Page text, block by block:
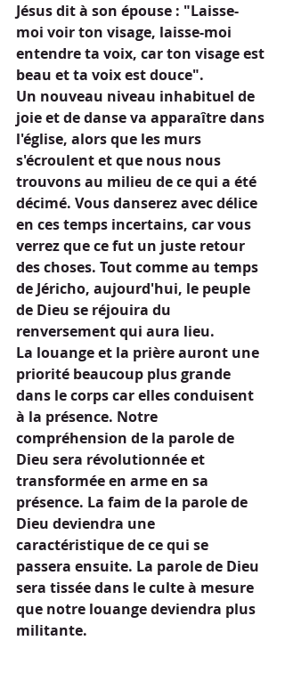
Jésus dit à son épouse : "Laisse-
moi voir ton visage, laisse-moi
entendre ta voix, car ton visage est
beau et ta voix est douce".
Un nouveau niveau inhabituel de
joie et de danse va apparaître dans
l'église, alors que les murs
s'écroulent et que nous nous
trouvons au milieu de ce qui a été
décimé. Vous danserez avec délice
en ces temps incertains, car vous
verrez que ce fut un juste retour
des choses. Tout comme au temps
de Jéricho, aujourd'hui, le peuple
de Dieu se réjouira du
renversement qui aura lieu.
La louange et la prière auront une
priorité beaucoup plus grande
dans le corps car elles conduisent
à la présence. Notre
compréhension de la parole de
Dieu sera révolutionnée et
transformée en arme en sa
présence. La faim de la parole de
Dieu deviendra une
caractéristique de ce qui se
passera ensuite. La parole de Dieu
sera tissée dans le culte à mesure
que notre louange deviendra plus
militante.